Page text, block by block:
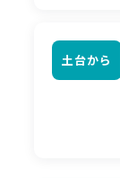
土台から